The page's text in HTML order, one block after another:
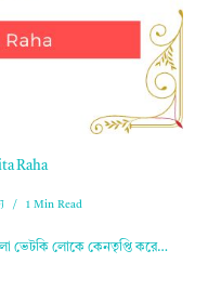
Raha
1 Min Read
ভেটকি লোকে কেনতৃপ্তি করে…